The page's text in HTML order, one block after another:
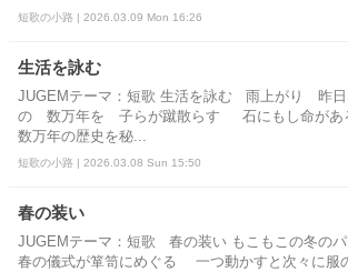
短歌の小路 | 2026.03.09 Mon 16:26
生活を詠む
JUGEMテーマ：短歌 生活を詠む 雨上がり 昨
の 数万年を 子らが蹴散らす 石にもし命があ
数万年の歴史を秘...
短歌の小路 | 2026.03.08 Sun 15:50
春の装い
JUGEMテーマ：短歌 春の装い もこもこの冬の
春の儀式が箪笥にめぐる 一つ動かすと次々に服